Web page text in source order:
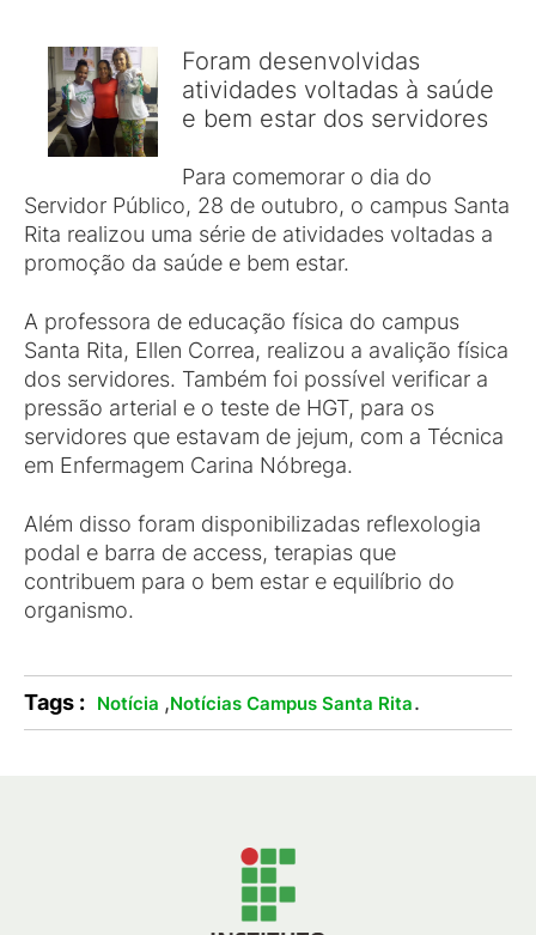
Foram desenvolvidas
atividades voltadas à saúde
e bem estar dos servidores
Para comemorar o dia do
Servidor Público, 28 de outubro, o campus Santa
Rita realizou uma série de atividades voltadas a
promoção da saúde e bem estar.
A professora de educação física do campus
Santa Rita, Ellen Correa, realizou a avalição física
dos servidores. Também foi possível verificar a
pressão arterial e o teste de HGT, para os
servidores que estavam de jejum, com a Técnica
em Enfermagem Carina Nóbrega.
Além disso foram disponibilizadas reflexologia
podal e barra de access, terapias que
contribuem para o bem estar e equilíbrio do
organismo.
Tags : Notícia ,Notícias Campus Santa Rita.